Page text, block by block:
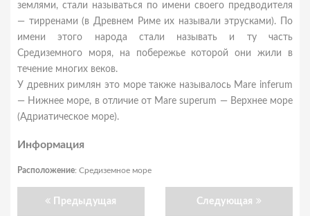
землями, стали называться по имени своего предводителя
— тирренами (в Древнем Риме их называли этрусками). По
имени этого народа стали называть и ту часть
Средиземного моря, на побережье которой они жили в
течение многих веков.
У древних римлян это море также называлось Mare inferum
— Нижнее море, в отличие от Mare superum — Верхнее море
(Адриатическое море).
Информация
Расположение: Средиземное море
Предыдущая Следующая